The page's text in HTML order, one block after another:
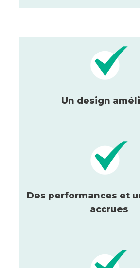
Un design
Des performances et
accrues